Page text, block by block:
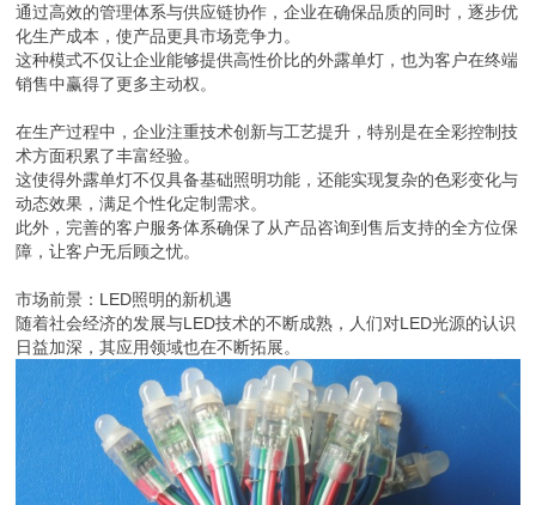
通过高效的管理体系与供应链协作，企业在确保品质的同时，逐步优
化生产成本，使产品更具市场竞争力。
这种模式不仅让企业能够提供高性价比的外露单灯，也为客户在终端
销售中赢得了更多主动权。
在生产过程中，企业注重技术创新与工艺提升，特别是在全彩控制技
术方面积累了丰富经验。
这使得外露单灯不仅具备基础照明功能，还能实现复杂的色彩变化与
动态效果，满足个性化定制需求。
此外，完善的客户服务体系确保了从产品咨询到售后支持的全方位保
障，让客户无后顾之忧。
市场前景：LED照明的新机遇
随着社会经济的发展与LED技术的不断成熟，人们对LED光源的认识
日益加深，其应用领域也在不断拓展。